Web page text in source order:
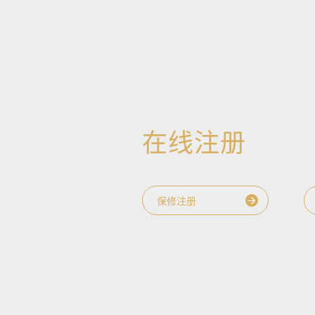
在线注册
保修注册